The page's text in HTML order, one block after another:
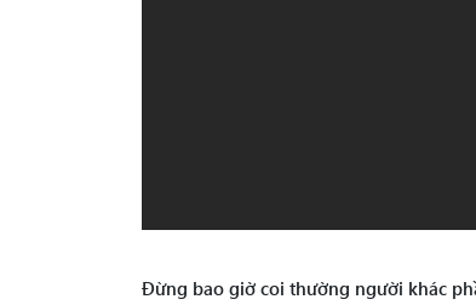
Đừng bao giờ coi thường người khác